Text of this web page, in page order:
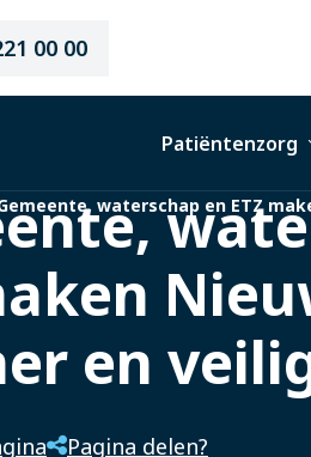
00 00
Patiëntenzorg
waterschap en ETZ
en
Pagina delen?